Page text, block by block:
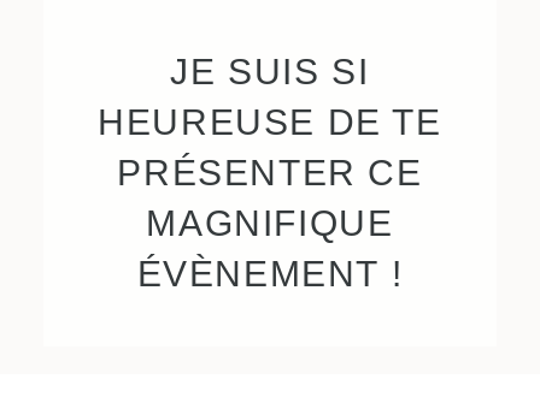
JE SUIS SI
HEUREUSE DE TE
PRÉSENTER CE
MAGNIFIQUE
ÉVÈNEMENT !